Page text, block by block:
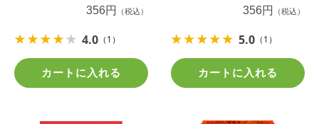
356円
（税込）
4.0 （1）
カートに入れる
356円
（税込）
5.0 （1）
カートに入れる